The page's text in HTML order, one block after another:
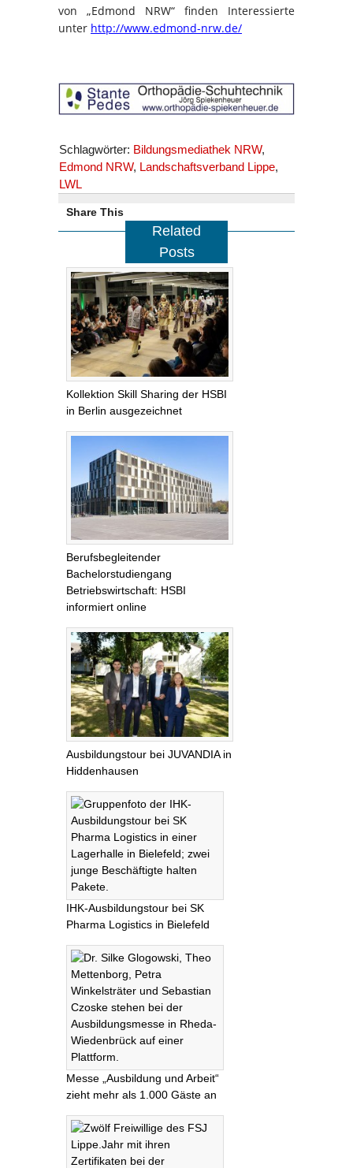
von „Edmond NRW“ finden Interessierte
unter http://www.edmond-nrw.de/
Schlagwörter: Bildungsmediathek NRW,
Edmond NRW, Landschaftsverband Lippe,
LWL
Share This
Related
Posts
Kollektion Skill Sharing der HSBI
in Berlin ausgezeichnet
Berufsbegleitender
Bachelorstudiengang
Betriebswirtschaft: HSBI
informiert online
Ausbildungstour bei JUVANDIA in
Hiddenhausen
IHK-Ausbildungstour bei SK
Pharma Logistics in Bielefeld
Messe „Ausbildung und Arbeit“
zieht mehr als 1.000 Gäste an